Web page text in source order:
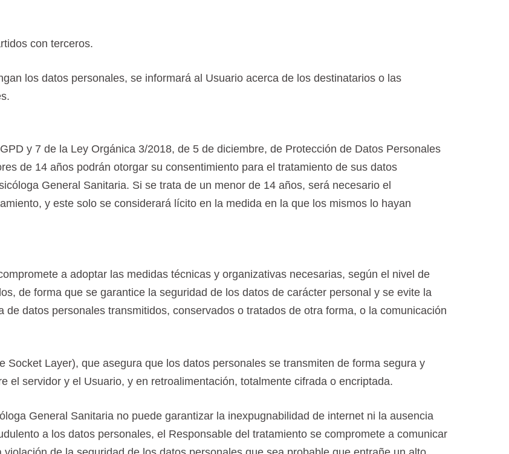
con terceros.
los datos personales, se informará al Usuario acerca de los destinatarios o las
y 7 de la Ley Orgánica 3/2018, de 5 de diciembre, de Protección de Datos Personales
de 14 años podrán otorgar su consentimiento para el tratamiento de sus datos
General Sanitaria. Si se trata de un menor de 14 años, será necesario el
y este solo se considerará lícito en la medida en la que los mismos lo hayan
a adoptar las medidas técnicas y organizativas necesarias, según el nivel de
de forma que se garantice la seguridad de los datos de carácter personal y se evite la
datos personales transmitidos, conservados o tratados de otra forma, o la comunicación
Socket Layer), que asegura que los datos personales se transmiten de forma segura y
el servidor y el Usuario, y en retroalimentación, totalmente cifrada o encriptada.
General Sanitaria no puede garantizar la inexpugnabilidad de internet ni la ausencia
a los datos personales, el Responsable del tratamiento se compromete a comunicar